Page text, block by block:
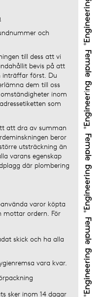
och
till dess att vi
bevis på att
inträffar först. Du
dem till oss
inom
som
att dra av summan
beror
utsträckning än
varans egenskap
där plombering
varor köpta
mottar ordern. För
skick och ha alla
vara kvar.
sker inom 14 dagar